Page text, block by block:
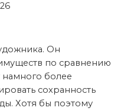
Он
по сравнению
намного более
сохранность
Хотя бы поэтому